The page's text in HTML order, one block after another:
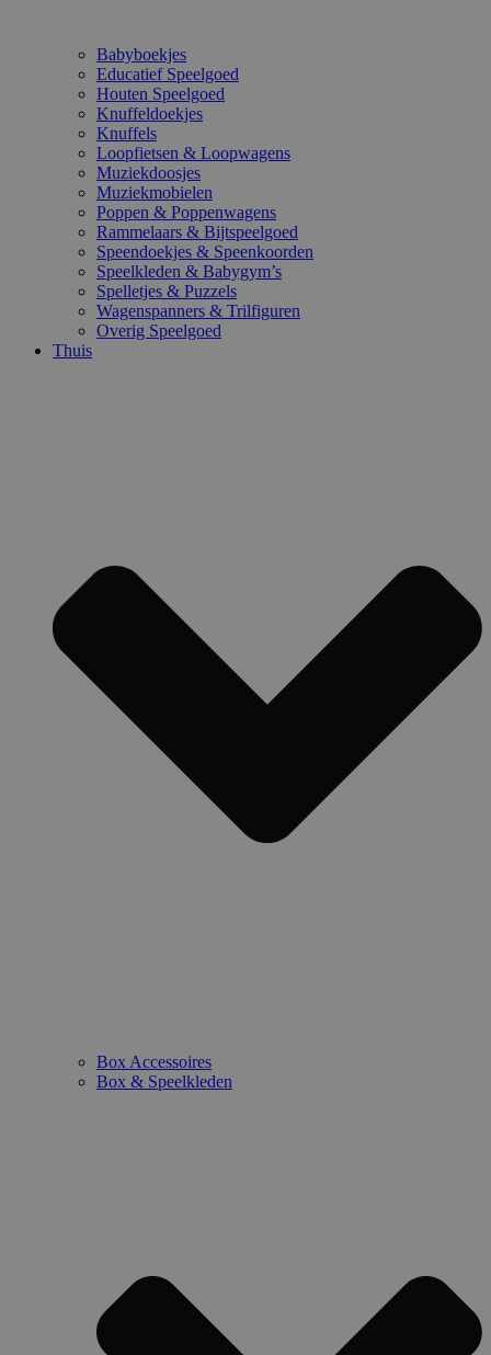
Babyboekjes
Educatief Speelgoed
Houten Speelgoed
Knuffeldoekjes
Knuffels
Loopfietsen & Loopwagens
Muziekdoosjes
Muziekmobielen
Poppen & Poppenwagens
Rammelaars & Bijtspeelgoed
Speendoekjes & Speenkoorden
Speelkleden & Babygym’s
Spelletjes & Puzzels
Wagenspanners & Trilfiguren
Overig Speelgoed
Thuis
Box Accessoires
Box & Speelkleden